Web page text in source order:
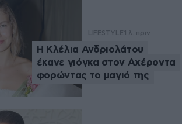
LIFESTYLE 1 λ. πριν
Η Κλέλια Ανδριολάτου
έκανε γιόγκα στον Αχέροντα
φορώντας το μαγιό της